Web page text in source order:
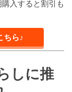
入すると割引も
ちら♪
しに推